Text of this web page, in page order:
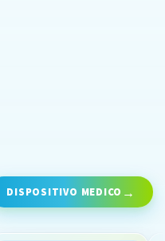
DISPOSITIVO MEDICO